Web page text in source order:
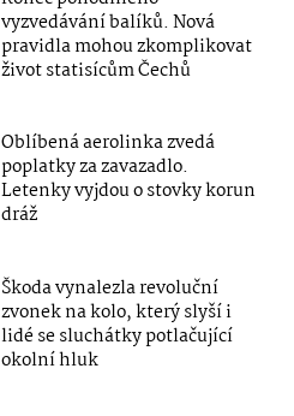
vyzvedávání balíků. Nová
pravidla mohou zkomplikovat
život statisícům Čechů
Oblíbená aerolinka zvedá
poplatky za zavazadlo.
Letenky vyjdou o stovky korun
dráž
Škoda vynalezla revoluční
zvonek na kolo, který slyší i
lidé se sluchátky potlačující
okolní hluk